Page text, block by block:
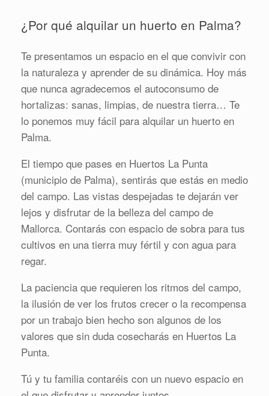
¿Por qué alquilar un huerto en Palma?
Te presentamos un espacio en el que convivir con
la naturaleza y aprender de su dinámica. Hoy más
que nunca agradecemos el autoconsumo de
hortalizas: sanas, limpias, de nuestra tierra… Te
lo ponemos muy fácil para alquilar un huerto en
Palma.
El tiempo que pases en Huertos La Punta
(municipio de Palma), sentirás que estás en medio
del campo. Las vistas despejadas te dejarán ver
lejos y disfrutar de la belleza del campo de
Mallorca. Contarás con espacio de sobra para tus
cultivos en una tierra muy fértil y con agua para
regar.
La paciencia que requieren los ritmos del campo,
la ilusión de ver los frutos crecer o la recompensa
por un trabajo bien hecho son algunos de los
valores que sin duda cosecharás en Huertos La
Punta.
Tú y tu familia contaréis con un nuevo espacio en